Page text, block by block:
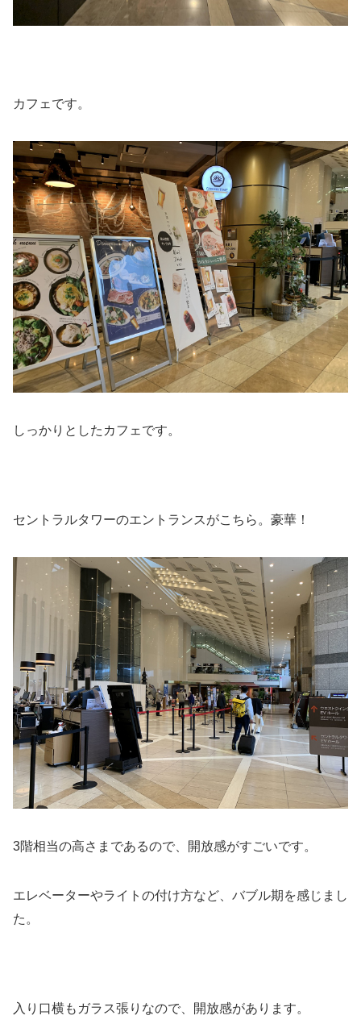
カフェです。
しっかりとしたカフェです。
セントラルタワーのエントランスがこちら。豪華！
3階相当の高さまであるので、開放感がすごいです。
エレベーターやライトの付け方など、バブル期を感じまし
た。
入り口横もガラス張りなので、開放感があります。